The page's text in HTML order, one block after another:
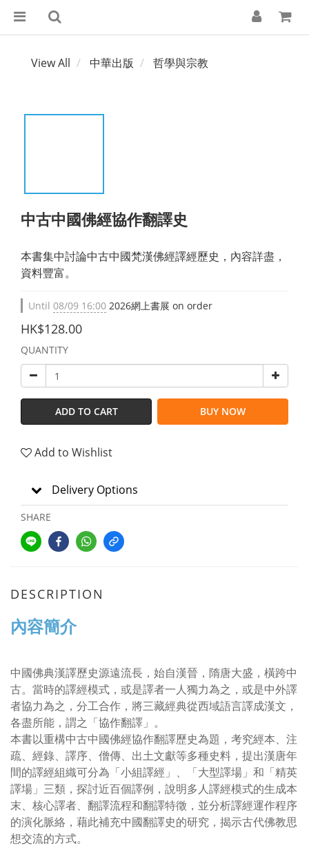
View All 中華出版 哲學與宗教
中古中國佛經協作翻譯史
本書集中討論中古中國梵漢佛經譯經歷史，內容詳盡，
資料豐富。
Until 08/09 16:00 2026網上書展 on order
HK$128.00
QUANTITY
ADD TO CART BUY NOW
Add to Wishlist
Delivery Options
SHARE
DESCRIPTION
內容簡介
中國佛典漢譯歷史源遠流長，始自漢晉，隋唐大盛，橫跨中
古。當時的譯經模式，或是譯者一人獨力為之，或是中外譯
者協力為之，分工合作，將三藏經典從西域語言譯成漢文，
各盡所能，謂之「協作翻譯」。
本書以重構中古中國佛經協作翻譯歷史為題，考究經本、注
疏、經錄、譯序、僧傳、出土文獻等多種史料，提出漢唐年
間的譯經組織可分為「小組譯經」、「大型譯場」和「精英
譯場」三類，探討近百個譯例，說明多人譯經模式的生成本
末、核心譯者、翻譯流程和翻譯特徵，並分析譯經運作程序
的演化脈絡，藉此補充中國翻譯史的研究，揭示古代佛教思
想交流的方式。